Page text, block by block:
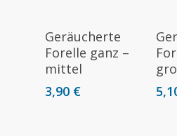
Weiterlesen
Geräucherte
Forelle ganz –
mittel
3,90 €